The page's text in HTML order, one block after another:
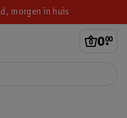
morgen in huis
0.
00